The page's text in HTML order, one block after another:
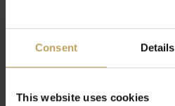
Consent Details
This website uses cookies